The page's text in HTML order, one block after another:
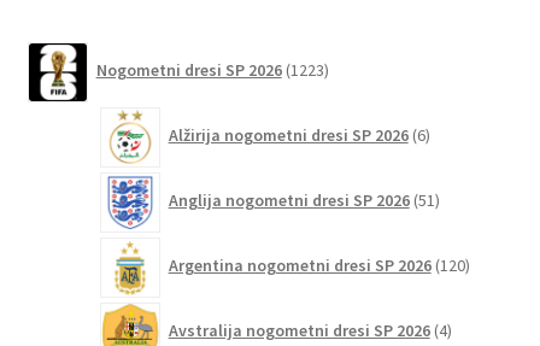
Nogometni dresi SP 2026 1223izdelkov
Alžirija nogometni dresi SP 2026 6izdelkov
Anglija nogometni dresi SP 2026 51izdelkov
Argentina nogometni dresi SP 2026 120izdelkov
Avstralija nogometni dresi SP 2026 4izdelki